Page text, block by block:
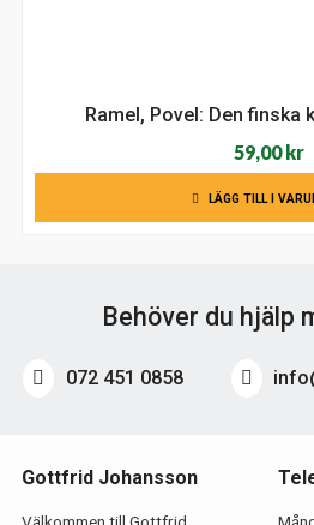
Ramel, Povel: Den finska
59,00 kr
LÄGG TILL I
Behöver du hjälp
072 451 0858
Gottfrid Johansson
Välkommen till Gottfrid